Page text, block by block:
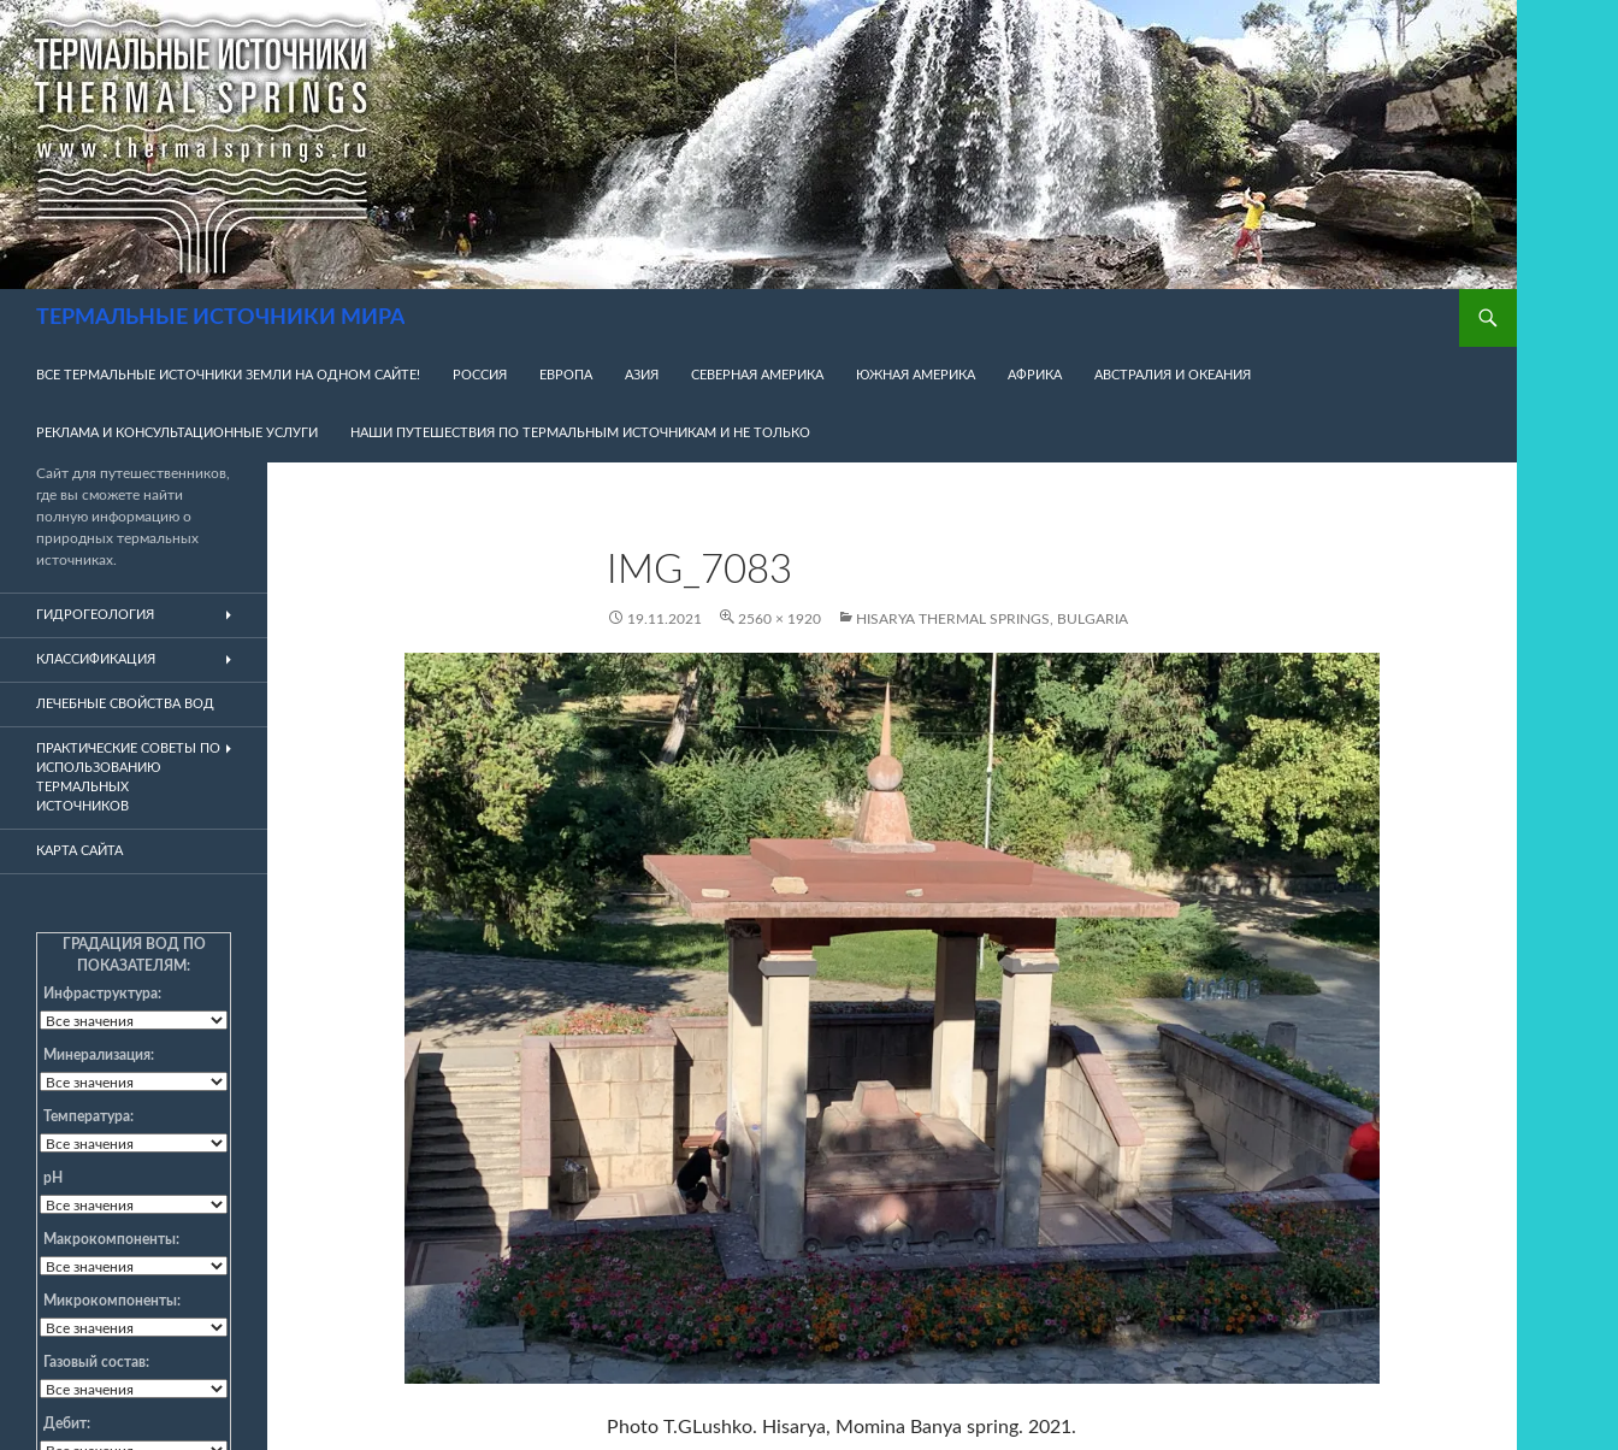
Перейти
к
содержимому
ТЕРМАЛЬНЫЕ ИСТОЧНИКИ МИРА
ВСЕ ТЕРМАЛЬНЫЕ ИСТОЧНИКИ ЗЕМЛИ НА ОДНОМ САЙТЕ! РОССИЯ ЕВРОПА АЗИЯ СЕВЕРНАЯ АМЕРИКА ЮЖНАЯ АМЕРИКА АФРИКА АВСТРАЛИЯ И ОКЕАНИЯ
РЕКЛАМА И КОНСУЛЬТАЦИОННЫЕ УСЛУГИ НАШИ ПУТЕШЕСТВИЯ ПО ТЕРМАЛЬНЫМ ИСТОЧНИКАМ И НЕ ТОЛЬКО
IMG_7083
19.11.2021 2560 × 1920 HISARYA THERMAL SPRINGS, BULGARIA
Photo T.GLushko. Hisarya, Momina Banya spring. 2021.
Сайт для путешественников,
где вы сможете найти
полную информацию о
природных термальных
источниках.
ГИДРОГЕОЛОГИЯ
КЛАССИФИКАЦИЯ
ЛЕЧЕБНЫЕ СВОЙСТВА ВОД
ПРАКТИЧЕСКИЕ СОВЕТЫ ПО
ИСПОЛЬЗОВАНИЮ
ТЕРМАЛЬНЫХ
ИСТОЧНИКОВ
КАРТА САЙТА
ГРАДАЦИЯ ВОД ПО
ПОКАЗАТЕЛЯМ:
Инфраструктура:
Минерализация:
Температура:
pH
Макрокомпоненты:
Микрокомпоненты:
Газовый состав:
Дебит: